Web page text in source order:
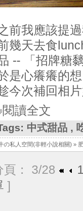
前我應該提
幾天去食
-- 「招牌糖
是心癢癢的
今次補回相
閱讀全文
中式甜品 ,
の私人空間(非輕小說相關) »
頁： 3/28
]